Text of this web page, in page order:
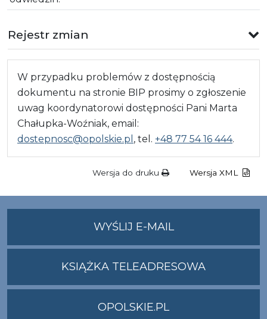
Rejestr zmian
W przypadku problemów z dostępnością
dokumentu na stronie BIP prosimy o zgłoszenie
uwag koordynatorowi dostępności Pani Marta
Chałupka-Woźniak, email:
dostepnosc@opolskie.pl , tel. +48 77 54 16 444.
Wersja do druku Wersja XML
WYŚLIJ E-MAILNA
ADRES
KSIĄŻKA TELEADRESOWA
OPOLSKIE.PL